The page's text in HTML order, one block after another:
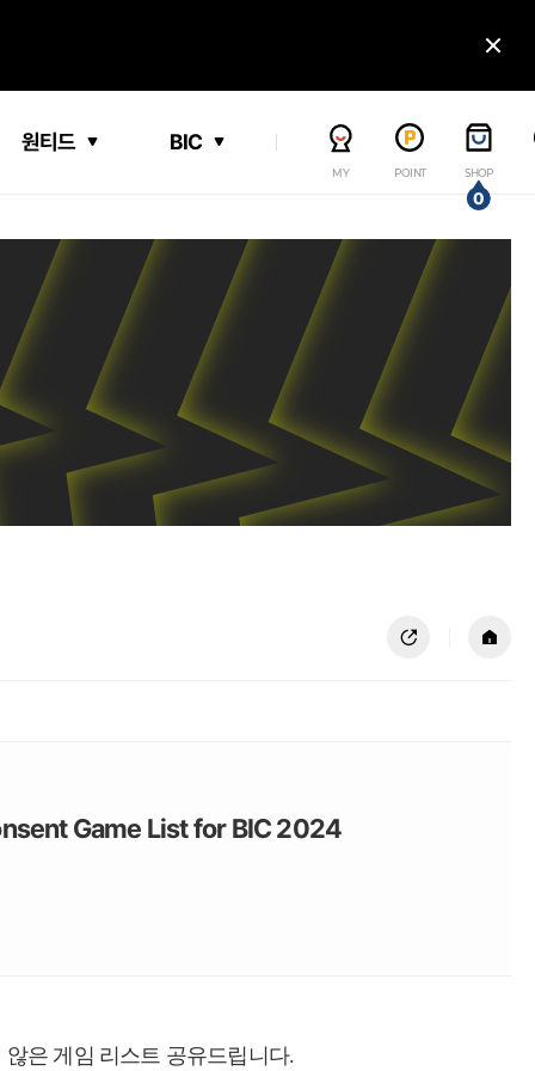
원티드 BIC
MY POINT SHOP
0
공유하기
Game List for BIC 2024
은 게임 리스트 공유드립니다.